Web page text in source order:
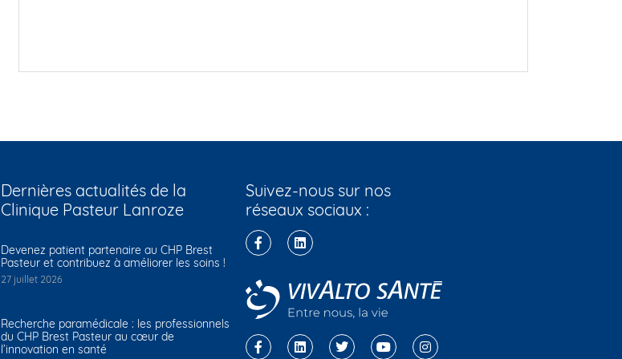
Dernières actualités de la
Clinique Pasteur Lanroze
Devenez patient partenaire au CHP Brest
Pasteur et contribuez à améliorer les soins !
27 juillet 2026
Recherche paramédicale : les professionnels
du CHP Brest Pasteur au cœur de
l’innovation en santé
Suivez-nous sur nos
réseaux sociaux :